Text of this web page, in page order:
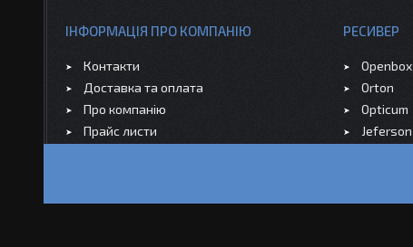
ІНФОРМАЦІЯ ПРО КОМПАНІЮ
Контакти
Доставка та оплата
Про компанію
Прайс листи
РЕСИВЕР
Openbox
Orton
Opticum
Jeferson